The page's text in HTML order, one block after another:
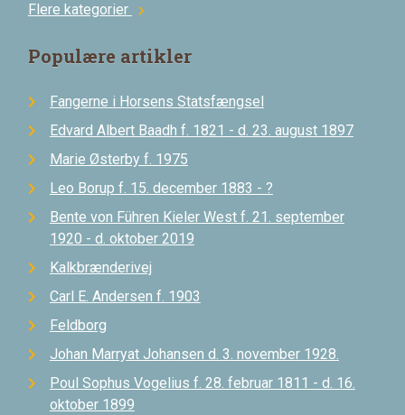
Flere kategorier chevron_right
Populære artikler
Fangerne i Horsens Statsfængsel
Edvard Albert Baadh f. 1821 - d. 23. august 1897
Marie Østerby f. 1975
Leo Borup f. 15. december 1883 - ?
Bente von Führen Kieler West f. 21. september
1920 - d. oktober 2019
Kalkbrænderivej
Carl E. Andersen f. 1903
Feldborg
Johan Marryat Johansen d. 3. november 1928.
Poul Sophus Vogelius f. 28. februar 1811 - d. 16.
oktober 1899